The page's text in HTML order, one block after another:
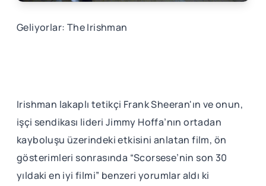
Geliyorlar: The Irishman
Irishman lakaplı tetikçi Frank Sheeran'ın ve onun,
işçi sendikası lideri Jimmy Hoffa’nın ortadan
kayboluşu üzerindeki etkisini anlatan film, ön
gösterimleri sonrasında “Scorsese’nin son 30
yıldaki en iyi filmi” benzeri yorumlar aldı ki